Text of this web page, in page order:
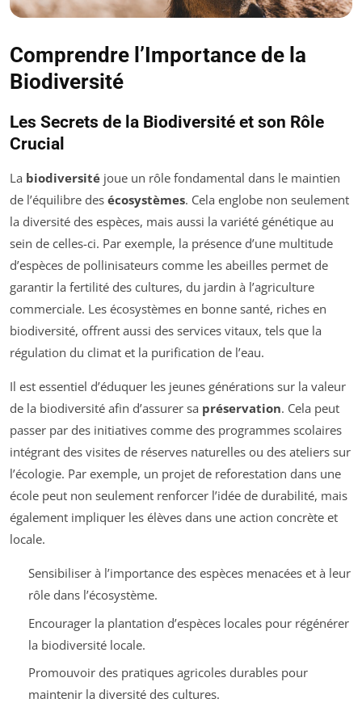
Comprendre l’Importance de la
Biodiversité
Les Secrets de la Biodiversité et son Rôle
Crucial
La biodiversité joue un rôle fondamental dans le maintien
de l’équilibre des écosystèmes. Cela englobe non seulement
la diversité des espèces, mais aussi la variété génétique au
sein de celles-ci. Par exemple, la présence d’une multitude
d’espèces de pollinisateurs comme les abeilles permet de
garantir la fertilité des cultures, du jardin à l’agriculture
commerciale. Les écosystèmes en bonne santé, riches en
biodiversité, offrent aussi des services vitaux, tels que la
régulation du climat et la purification de l’eau.
Il est essentiel d’éduquer les jeunes générations sur la valeur
de la biodiversité afin d’assurer sa préservation. Cela peut
passer par des initiatives comme des programmes scolaires
intégrant des visites de réserves naturelles ou des ateliers sur
l’écologie. Par exemple, un projet de reforestation dans une
école peut non seulement renforcer l’idée de durabilité, mais
également impliquer les élèves dans une action concrète et
locale.
Sensibiliser à l’importance des espèces menacées et à leur
rôle dans l’écosystème.
Encourager la plantation d’espèces locales pour régénérer
la biodiversité locale.
Promouvoir des pratiques agricoles durables pour
maintenir la diversité des cultures.